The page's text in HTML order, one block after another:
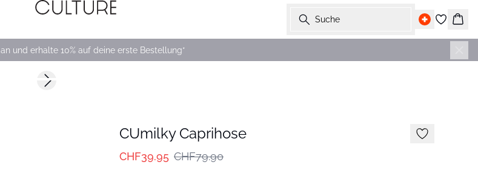
Suche
an und erhalte 10% auf deine erste Bestellung*
Next slide
CUmilky Caprihose
CHF39.95 CHF79.90